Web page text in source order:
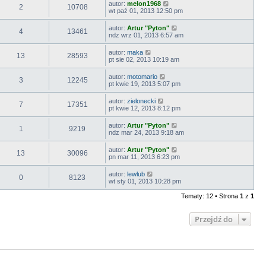
2 10708 autor: melon1968
wt paź 01, 2013 12:50 pm
4 13461 autor: Artur "Pyton"
ndz wrz 01, 2013 6:57 am
13 28593 autor: maka
pt sie 02, 2013 10:19 am
3 12245 autor: motomario
pt kwie 19, 2013 5:07 pm
7 17351 autor: zielonecki
pt kwie 12, 2013 8:12 pm
1 9219 autor: Artur "Pyton"
ndz mar 24, 2013 9:18 am
13 30096 autor: Artur "Pyton"
pn mar 11, 2013 6:23 pm
0 8123 autor: lewlub
wt sty 01, 2013 10:28 pm
Tematy: 12 • Strona 1 z 1
Przejdź do